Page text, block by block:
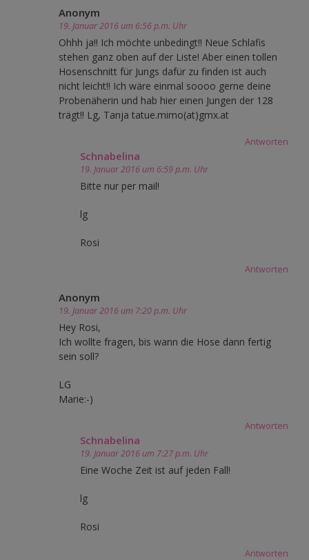
Anonym
19. Januar 2016 um 6:56 p.m. Uhr
Ohhh ja!! Ich möchte unbedingt!! Neue Schlafis
stehen ganz oben auf der Liste! Aber einen tollen
Hosenschnitt für Jungs dafür zu finden ist auch
nicht leicht!! Ich wäre einmal soooo gerne deine
Probenäherin und hab hier einen Jungen der 128
trägt!! Lg, Tanja tatue.mimo(at)gmx.at
Antworten
Schnabelina
19. Januar 2016 um 6:59 p.m. Uhr
Bitte nur per mail!
lg
Rosi
Antworten
Anonym
19. Januar 2016 um 7:20 p.m. Uhr
Hey Rosi,
Ich wollte fragen, bis wann die Hose dann fertig
sein soll?
LG
Marie:-)
Antworten
Schnabelina
19. Januar 2016 um 7:27 p.m. Uhr
Eine Woche Zeit ist auf jeden Fall!
lg
Rosi
Antworten